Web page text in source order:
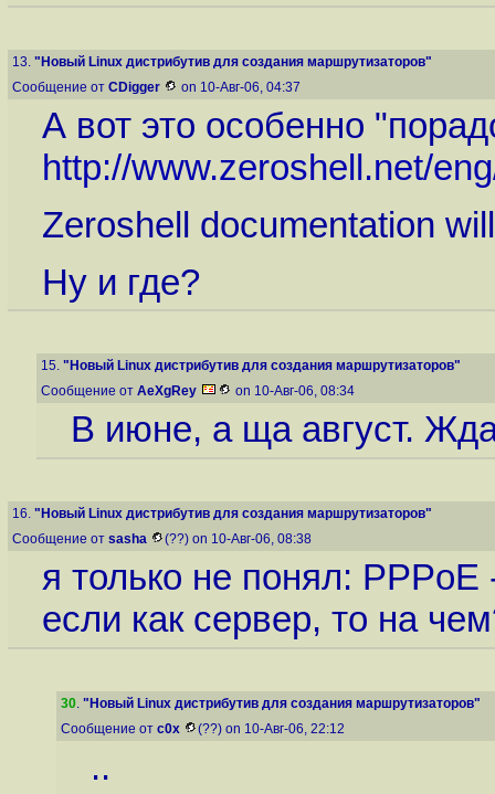
13. "Новый Linux дистрибутив для создания маршрутизаторов"
Сообщение от CDigger on 10-Авг-06, 04:37
А вот это особенно
http://www.zeroshell.net/
Zeroshell documentation
Ну и где?
15. "Новый Linux дистрибутив для создания маршрутизаторов"
Сообщение от AeXgRey on 10-Авг-06, 08:34
В июне, а ща август.
16. "Новый Linux дистрибутив для создания маршрутизаторов"
Сообщение от sasha (??) on 10-Авг-06, 08:38
я только не понял: PPPoE
если как сервер, то на
30. "Новый Linux дистрибутив для создания маршрутизаторов"
Сообщение от c0x (??) on 10-Авг-06, 22:12
..